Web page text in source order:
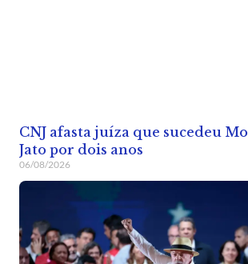
CNJ afasta juíza que sucedeu
Jato por dois anos
06/08/2026